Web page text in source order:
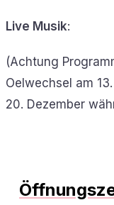
Live Musik:
(Achtung
Oelwechsel am
20. Dezember